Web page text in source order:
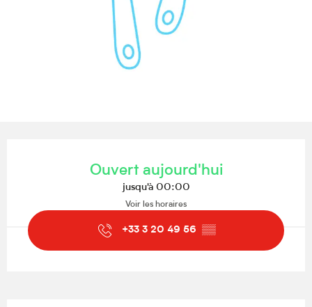
Ouvert aujourd'hui
jusqu'à 00:00
Voir les horaires
+33 3 20 49 56 ▒▒